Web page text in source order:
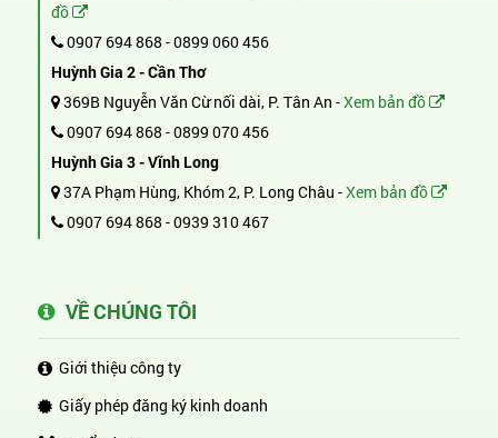
đồ
0907 694 868 -0899 060 456
Huỳnh Gia 2 - Cần Thơ
369B Nguyễn Văn Cừ nối dài, P. Tân An -Xem bản đồ
0907 694 868 -0899 070 456
Huỳnh Gia 3 - Vĩnh Long
37A Phạm Hùng, Khóm 2, P. Long Châu -Xem bản đồ
0907 694 868 -0939 310 467
VỀ CHÚNG TÔI
Giới thiệu công ty
Giấy phép đăng ký kinh doanh